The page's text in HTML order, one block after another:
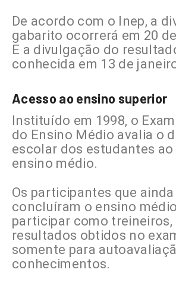
De acordo com o Inep, a
gabarito ocorrerá em 20
E a divulgação do
conhecida em 13 de
Acesso ao ensino superior
Instituído em 1998, o
do Ensino Médio avalia o
escolar dos estudantes
ensino médio.
Os participantes que
concluíram o ensino
participar como treineiros,
resultados obtidos no
somente para
conhecimentos.